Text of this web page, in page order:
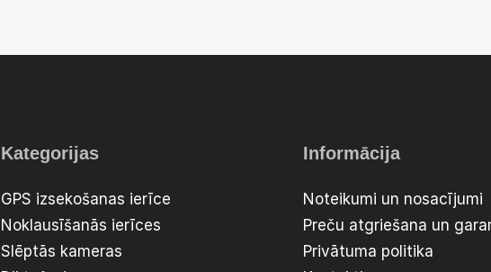
Kategorijas
GPS izsekošanas ierīce
Noklausīšanās ierīces
Slēptās kameras
Informācija
Noteikumi un nosacījumi
Preču atgriešana un
Privātuma politika